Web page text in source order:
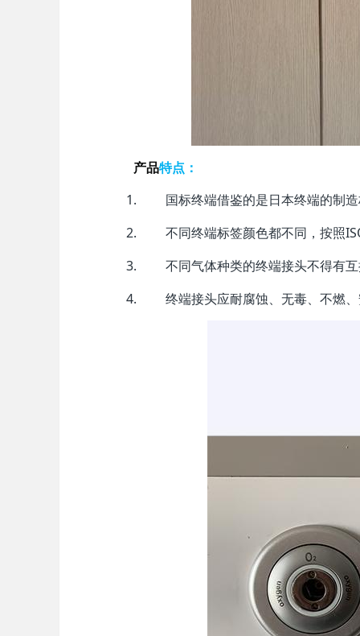
产品特点：
国标终端借鉴的是日本终端的制
不同终端标签颜色都不同，按照
不同气体种类的终端接头不得有
终端接头应耐腐蚀、无毒、不燃